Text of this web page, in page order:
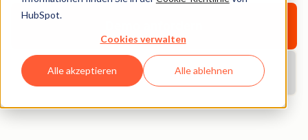
HubSpot.
Cookies verwalten
Alle akzeptieren Alle ablehnen
Kostenlos starten